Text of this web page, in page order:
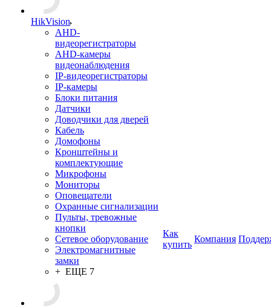
HikVision
AHD-
видеорегистраторы
AHD-камеры
видеонаблюдения
IP-видеорегистраторы
IP-камеры
Блоки питания
Датчики
Доводчики для дверей
Кабель
Домофоны
Кронштейны и
комплектующие
Микрофоны
Мониторы
Оповещатели
Охранные сигнализации
Пульты, тревожные
кнопки
Сетевое оборудование
Электромагнитные
замки
+ ЕЩЕ 7
Как
купить
Компания